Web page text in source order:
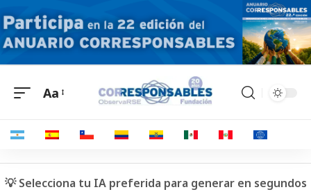
Aa
💡 Selecciona tu IA preferida para generar en segundos